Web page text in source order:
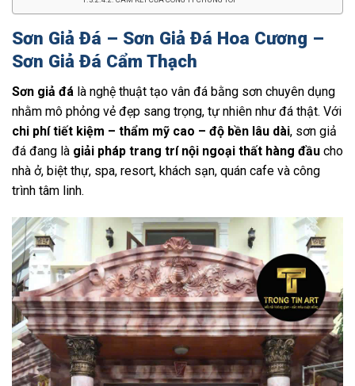
Sơn Giả Đá – Sơn Giả Đá Hoa Cương –
Sơn Giả Đá Cẩm Thạch
Sơn giả đá là nghệ thuật tạo vân đá bằng sơn chuyên dụng
nhằm mô phỏng vẻ đẹp sang trọng, tự nhiên như đá thật. Với
chi phí tiết kiệm – thẩm mỹ cao – độ bền lâu dài, sơn giả
đá đang là giải pháp trang trí nội ngoại thất hàng đầu cho
nhà ở, biệt thự, spa, resort, khách sạn, quán cafe và công
trình tâm linh.